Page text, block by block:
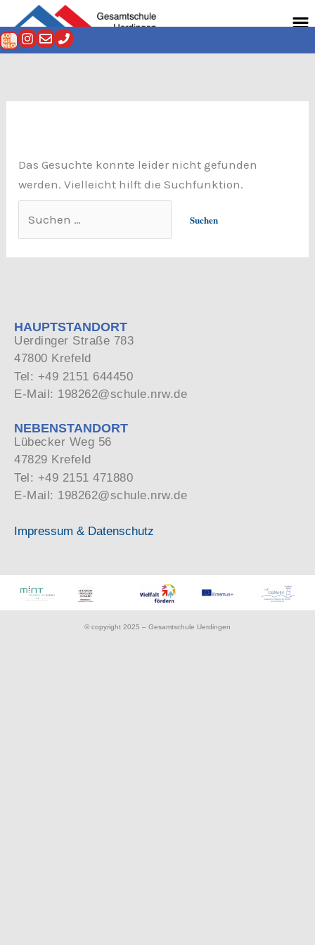
Inhalt
springen
Das Gesuchte konnte leider nicht gefunden
werden. Vielleicht hilft die Suchfunktion.
Suchen
nach:
HAUPTSTANDORT
Uerdinger Straße 783
47800 Krefeld
Tel: +49 2151 644450
E-Mail: 198262@schule.nrw.de
NEBENSTANDORT
Lübecker Weg 56
47829 Krefeld
Tel: +49 2151 471880
E-Mail: 198262@schule.nrw.de
Impressum & Datenschutz
© copyright 2025 – Gesamtschule Uerdingen